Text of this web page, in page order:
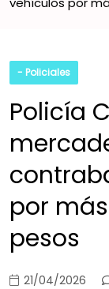
- Policiales
Policía
por
pesos
21/04/2026